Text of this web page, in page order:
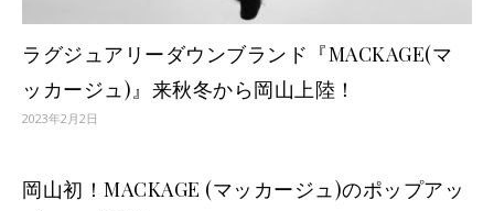
ラグジュアリーダウンブランド『MACKAGE(マ
ッカージュ)』来秋冬から岡山上陸！
2023年2月2日
岡山初！MACKAGE (マッカージュ)のポップアッ